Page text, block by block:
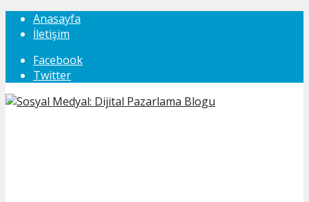
Anasayfa
İletişim
Facebook
Twitter